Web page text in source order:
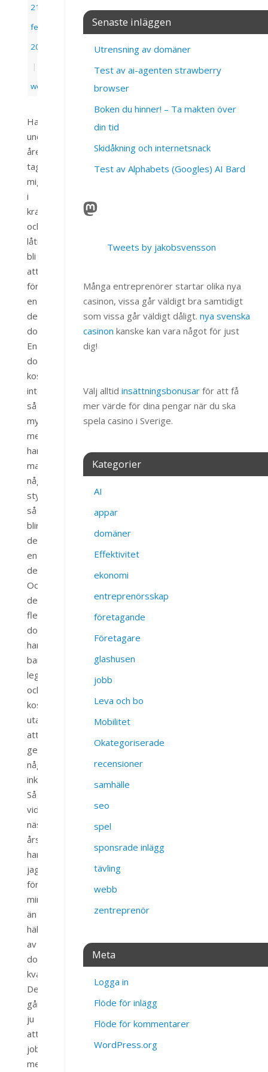
21
februari,
2026
|
webb
Har
under
året
tagit
mig
i
kragen
och
låtit
bli
att
förnya
en
del
domäner.
En
domän
kostar
inte
så
mycket
men
har
man
några
stycken
så
blir
det
en
del.
Och
de
flesta
domäner
har
bara
legat
och
kostat
utan
att
ge
några
inkomster.
Så
vid
nästa
årsskifte
har
jag
förhoppningsvis
mindre
än
hälften
av
domänerna
kvar.
Det
går
ju
att
jobba
med
Senaste inläggen
Utrensning av domäner
Test av ai-agenten strawberry
browser
Boken du hinner! – Ta makten över
din tid
Skidåkning och internetsnack
Test av Alphabets (Googles) AI Bard
Tweets by jakobsvensson
Många entreprenörer startar olika nya
casinon, vissa går väldigt bra samtidigt
som vissa går väldigt dåligt. nya svenska
casinon kanske kan vara något för just
dig!
Välj alltid insättningsbonusar för att få
mer värde för dina pengar när du ska
spela casino i Sverige.
Kategorier
AI
appar
domäner
Effektivitet
ekonomi
entreprenörsskap
företagande
Företagare
glashusen
jobb
Leva och bo
Mobilitet
Okategoriserade
recensioner
samhälle
seo
spel
sponsrade inlägg
tävling
webb
zentreprenör
Meta
Logga in
Flöde för inlägg
Flöde för kommentarer
WordPress.org